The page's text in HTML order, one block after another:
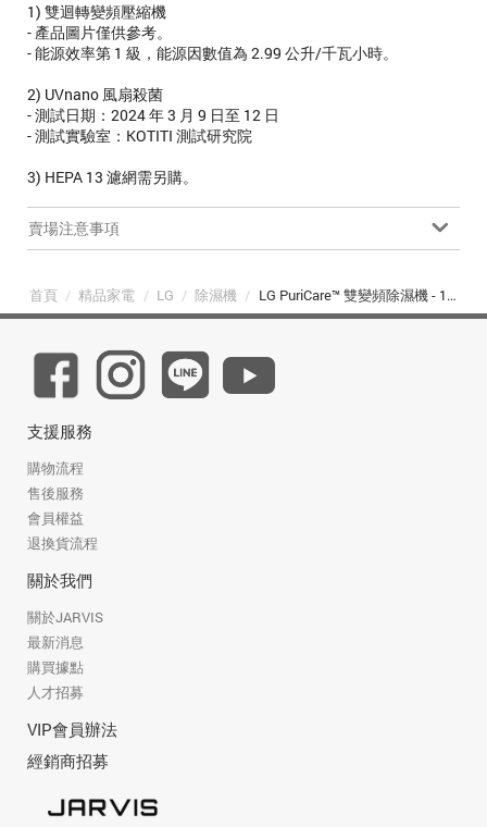
1) 雙迴轉變頻壓縮機
- 產品圖片僅供參考。
- 能源效率第 1 級，能源因數值為 2.99 公升/千瓦小時。
2) UVnano 風扇殺菌
- 測試日期：2024 年 3 月 9 日至 12 日
- 測試實驗室：KOTITI 測試研究院
3) HEPA 13 濾網需另購。
賣場注意事項
首頁 / 精品家電 / LG / 除濕機 / LG PuriCare™ 雙變頻除濕機 - 19.6公升(米) - 時尚款 (DD201MEE0)
支援服務
購物流程
售後服務
會員權益
退換貨流程
關於我們
關於JARVIS
最新消息
購買據點
人才招募
VIP會員辦法
經銷商招募